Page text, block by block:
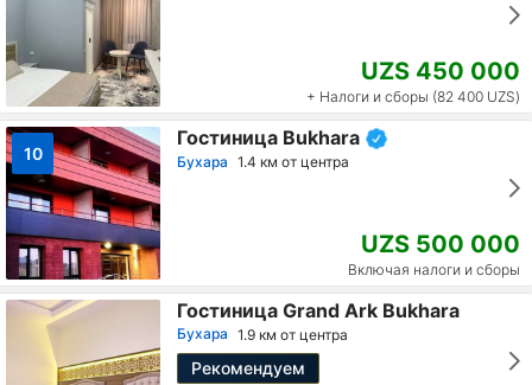
UZS 450 000
+ Налоги и сборы (82 400 UZS)
10
Гостиница Bukhara
Бухара 1.4 км от центра
UZS 500 000
Включая налоги и сборы
Гостиница Grand Ark Bukhara
Бухара 1.9 км от центра
Рекомендуем